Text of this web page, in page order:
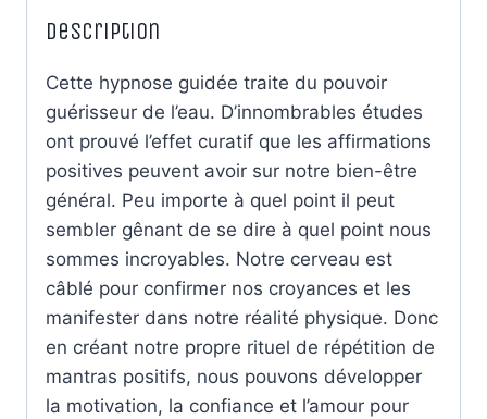
Description
Cette hypnose guidée traite du pouvoir
guérisseur de l’eau. D’innombrables études
ont prouvé l’effet curatif que les affirmations
positives peuvent avoir sur notre bien-être
général. Peu importe à quel point il peut
sembler gênant de se dire à quel point nous
sommes incroyables. Notre cerveau est
câblé pour confirmer nos croyances et les
manifester dans notre réalité physique. Donc
en créant notre propre rituel de répétition de
mantras positifs, nous pouvons développer
la motivation, la confiance et l’amour pour